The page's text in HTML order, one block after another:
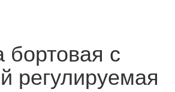
с
регулируемая